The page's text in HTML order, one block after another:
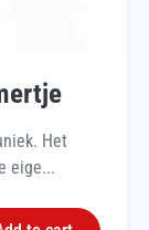
Het
eige...